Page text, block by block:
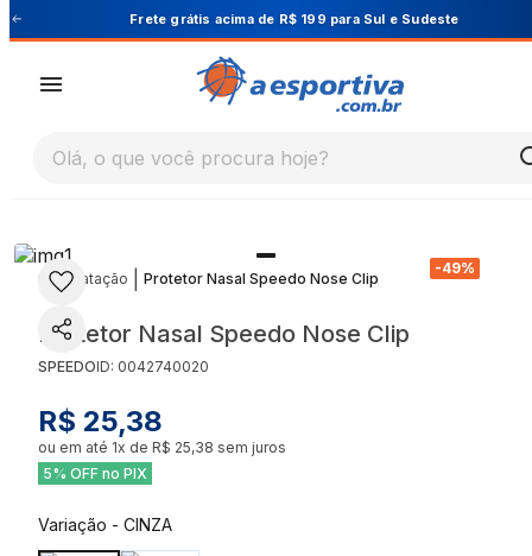
Cupom PRIMEIRA10 para 10% OFF na 1ª compra
Olá, o que você procura hoje?
-49%
| Natação Protetor Nasal Speedo Nose Clip
Protetor Nasal Speedo Nose Clip
SPEEDOID: 0042740020
R$ 25,38
ou em até 1x de R$ 25,38 sem juros
5% OFF no PIX
Variação - CINZA